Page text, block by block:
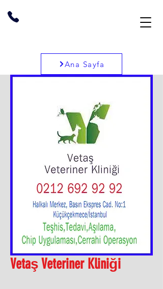
Ana Sayfa
Vetaş Veteriner Kliniği